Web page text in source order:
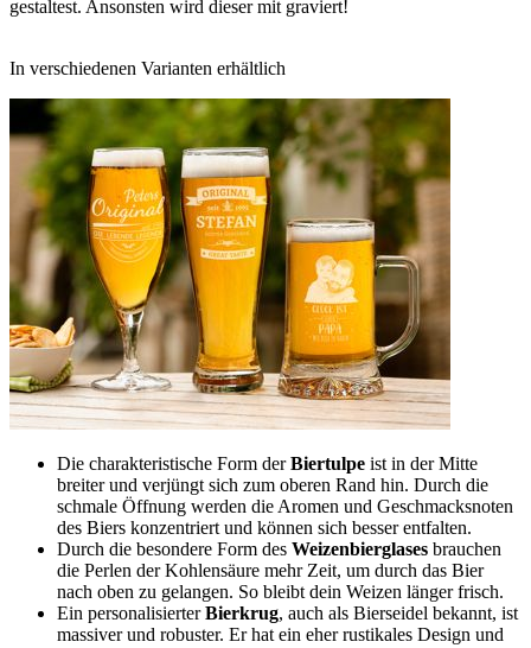
gestaltest. Ansonsten wird dieser mit graviert!
In verschiedenen Varianten erhältlich
Die charakteristische Form derBiertulpe ist in der Mitte
breiter und verjüngt sich zum oberen Rand hin. Durch die
schmale Öffnung werden die Aromen und Geschmacksnoten
des Biers konzentriert und können sich besser entfalten.
Durch die besondere Form des Weizenbierglases brauchen
die Perlen der Kohlensäure mehr Zeit, um durch das Bier
nach oben zu gelangen. So bleibt dein Weizen länger frisch.
Ein personalisierterBierkrug, auch als Bierseidel bekannt, ist
massiver und robuster. Er hat ein eher rustikales Design und